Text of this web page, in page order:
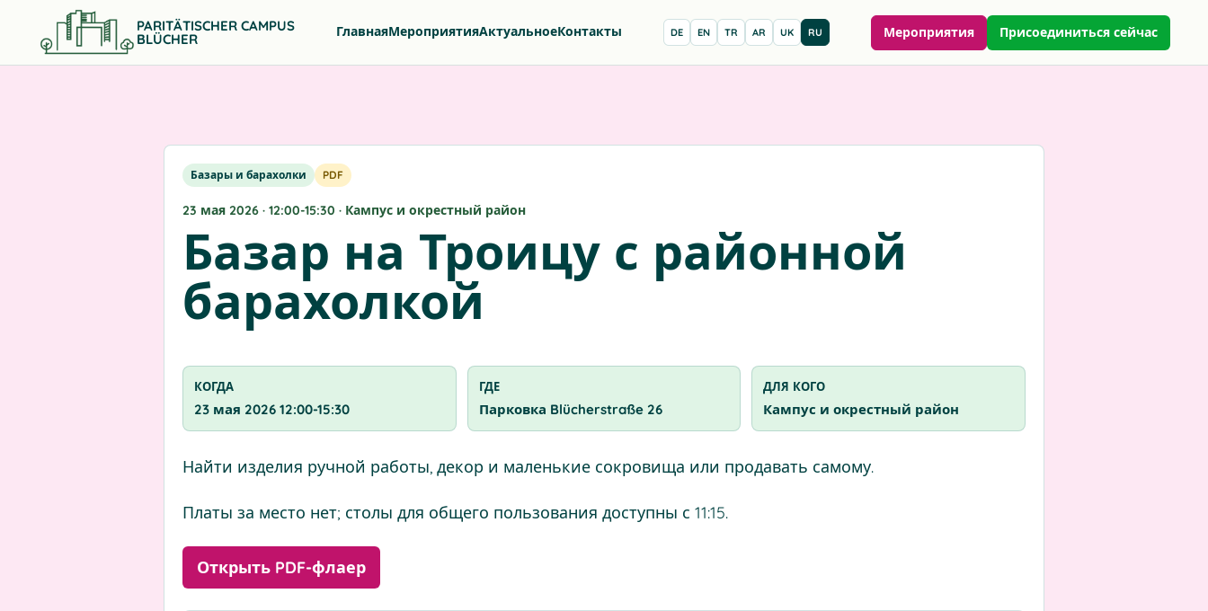
PARITÄTISCHER CAMPUS
BLÜCHER ГлавнаяМероприятияАктуальноеКонтакты DE EN TR AR UK RU Мероприятия Присоединиться сейчас
Базары и барахолки PDF
23 мая 2026 · 12:00-15:30 · Кампус и окрестный район
Базар на Троицу с районной
барахолкой
КОГДА
23 мая 2026 12:00-15:30
ГДЕ
Парковка Blücherstraße 26
ДЛЯ КОГО
Кампус и окрестный район
Найти изделия ручной работы, декор и маленькие сокровища или продавать самому.
Платы за место нет; столы для общего пользования доступны с 11:15.
Открыть PDF-флаер